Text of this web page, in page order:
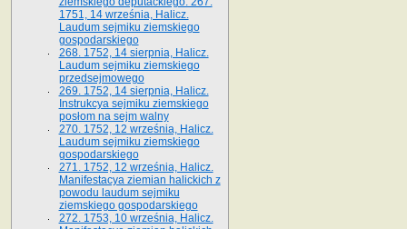
1751, 14 września, Halicz.
Laudum sejmiku ziemskiego
gospodarskiego
268. 1752, 14 sierpnia, Halicz.
Laudum sejmiku ziemskiego
przedsejmowego
269. 1752, 14 sierpnia, Halicz.
Instrukcya sejmiku ziemskiego
posłom na sejm walny
270. 1752, 12 września, Halicz.
Laudum sejmiku ziemskiego
gospodarskiego
271. 1752, 12 września, Halicz.
Manifestacya ziemian halickich z
powodu laudum sejmiku
ziemskiego gospodarskiego
272. 1753, 10 września, Halicz.